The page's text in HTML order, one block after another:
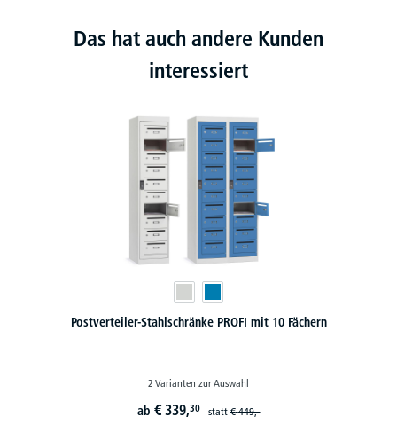
Das hat auch andere Kunden
interessiert
Postverteiler-Stahlschränke PROFI mit 10 Fächern
2 Varianten zur Auswahl
ab € 339,30 statt€ 449,-